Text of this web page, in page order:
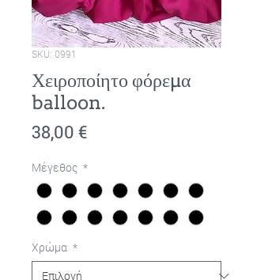
SKU: 0991
Χειροποίητο φόρεμα
balloon.
38,00 €Τιμή
Μέγεθος *
Χρώμα *